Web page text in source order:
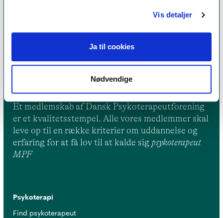
Vis detaljer
Ja til cookies
Nødvendige
Et medlemskab af Dansk Psykoterapeutforening
er et kvalitetsstempel. Alle vores medlemmer skal
leve op til en række kriterier om uddannelse og
erfaring for at få lov til at kalde sig psykoterapeut
MPF
Psykoterapi
Find psykoterapeut